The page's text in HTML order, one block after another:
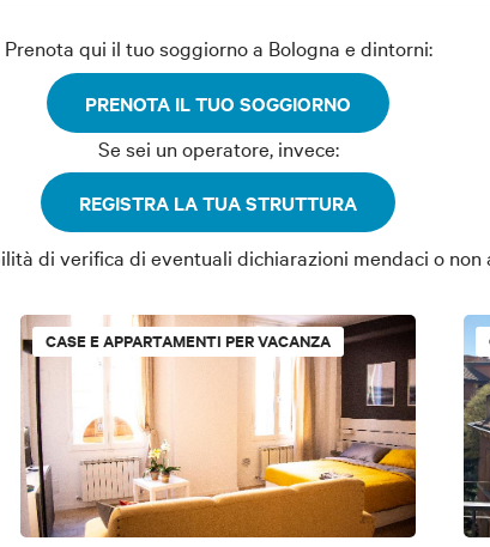
Prenota qui il tuo soggiorno a Bologna e dintorni:
PRENOTA IL TUO SOGGIORNO
Se sei un operatore, invece:
REGISTRA LA TUA STRUTTURA
di verifica di eventuali dichiarazioni mendaci o
CASE E APPARTAMENTI PER VACANZA